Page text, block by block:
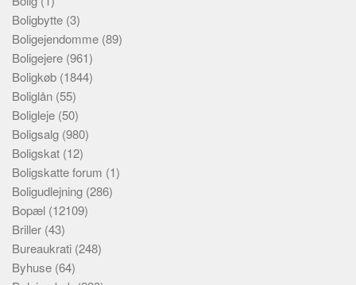
Boligbytte (3)
Boligejendomme (89)
Boligejere (961)
Boligkøb (1844)
Boliglån (55)
Boligleje (50)
Boligsalg (980)
Boligskat (12)
Boligskatte forum (1)
Boligudlejning (286)
Bopæl (12109)
Briller (43)
Bureaukrati (248)
Byhuse (64)